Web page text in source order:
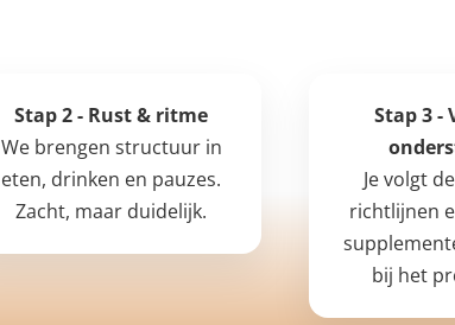
Stap 2 - Rust & ritme
We brengen structuur in
eten, drinken en pauzes.
Zacht, maar duidelijk.
Stap 3 -
Je volgt
richtlijnen
bij het